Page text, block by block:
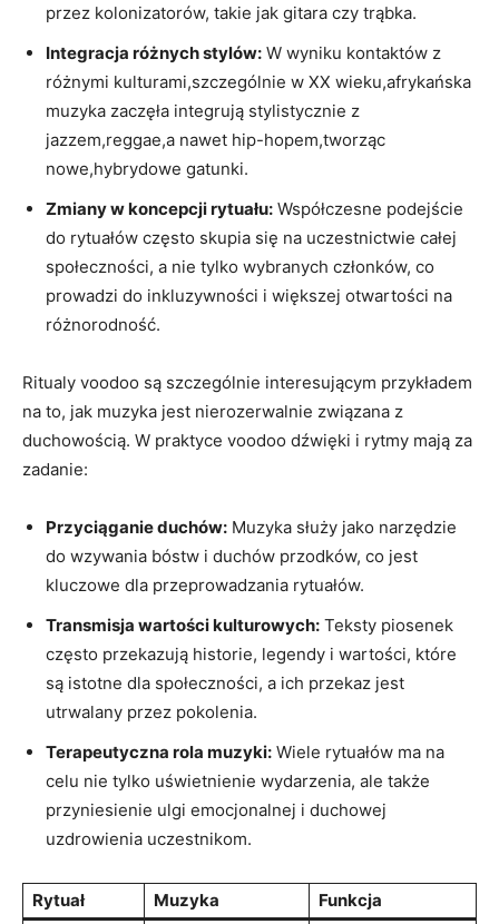
przez kolonizatorów, takie jak gitara czy trąbka.
Integracja różnych stylów: W wyniku kontaktów z
różnymi kulturami,szczególnie w XX wieku,afrykańska
muzyka zaczęła integrują stylistycznie z
jazzem,reggae,a nawet hip-hopem,tworząc
nowe,hybrydowe gatunki.
Zmiany w koncepcji rytuału: Współczesne podejście
do rytuałów często skupia się na uczestnictwie całej
społeczności, a nie tylko wybranych członków, co
prowadzi do inkluzywności i większej otwartości na
różnorodność.
Ritualy voodoo są szczególnie interesującym przykładem
na to, jak muzyka jest nierozerwalnie związana z
duchowością. W praktyce voodoo dźwięki i rytmy mają za
zadanie:
Przyciąganie duchów: Muzyka służy jako narzędzie
do wzywania bóstw i duchów przodków, co jest
kluczowe dla przeprowadzania rytuałów.
Transmisja wartości kulturowych: Teksty piosenek
często przekazują historie, legendy i wartości, które
są istotne dla społeczności, a ich przekaz jest
utrwalany przez pokolenia.
Terapeutyczna rola muzyki: Wiele rytuałów ma na
celu nie tylko uświetnienie wydarzenia, ale także
przyniesienie ulgi emocjonalnej i duchowej
uzdrowienia uczestnikom.
Rytuał Muzyka Funkcja